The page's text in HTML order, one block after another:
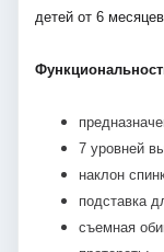
детей от 6
7 уровней
наклон
подставка
съемная